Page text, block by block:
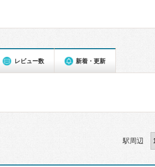
レビュー数 新着・更新
駅周辺